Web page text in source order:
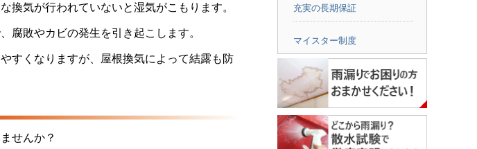
換気が行われていないと湿気がこもります。
腐敗やカビの発生を引き起こします。
すくなりますが、屋根換気によって結露も防
せんか？
充実の長期保証
マイスター制度